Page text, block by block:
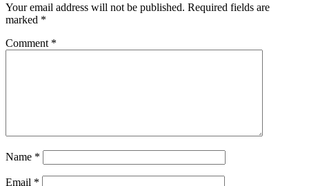
Your email address will not be published. Required fields are
marked *
Comment *
Name *
Email *